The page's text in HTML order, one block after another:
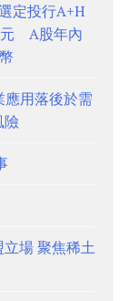
定投行A+H
元 A股年內
用落後於需
場 聚焦稀土